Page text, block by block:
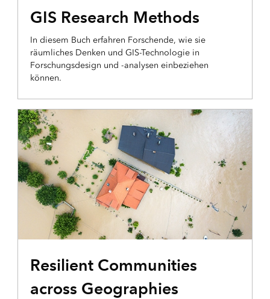
GIS Research Methods
In diesem Buch erfahren Forschende, wie sie
räumliches Denken und GIS-Technologie in
Forschungsdesign und -analysen einbeziehen
können.
Resilient Communities
across Geographies